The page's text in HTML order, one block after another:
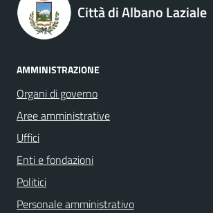
Città di Albano Laziale
AMMINISTRAZIONE
Organi di governo
Aree amministrative
Uffici
Enti e fondazioni
Politici
Personale amministrativo